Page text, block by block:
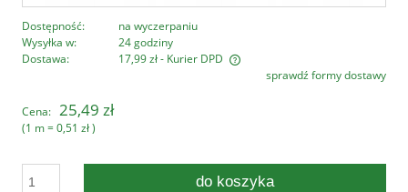
Dostępność:
na wyczerpaniu
Wysyłka w:
24 godziny
Dostawa:
17,99 zł- Kurier DPD
Cena nie zawiera ewentualnych kosztów płatnościsprawdź formy dostawy
Cena: 25,49 zł
(1 m=0,51 zł)
do koszyka